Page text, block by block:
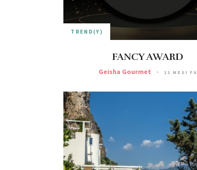
TREND(Y)
FANCY AWARD
Geisha Gourmet 11 MESI FA